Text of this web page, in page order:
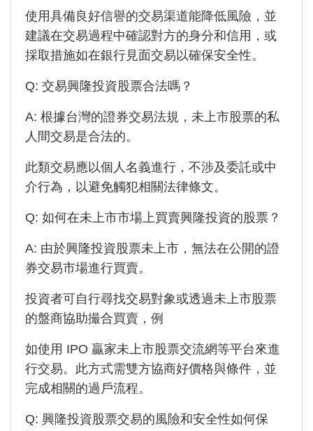
使用具備良好信譽的交易渠道能降低風險，並
建議在交易過程中確認對方的身分和信用，或
採取措施如在銀行見面交易以確保安全性。
Q: 交易興隆投資股票合法嗎？
A: 根據台灣的證券交易法規，未上市股票的私
人間交易是合法的。
此類交易應以個人名義進行，不涉及委託或中
介行為，以避免觸犯相關法律條文。
Q: 如何在未上市市場上買賣興隆投資的股票？
A: 由於興隆投資股票未上市，無法在公開的證
券交易市場進行買賣。
投資者可自行尋找交易對象或透過未上市股票
的盤商協助撮合買賣，例
如使用 IPO 贏家未上市股票交流網等平台來進
行交易。此方式需雙方協商好價格與條件，並
完成相關的過戶流程。
Q: 興隆投資股票交易的風險和安全性如何保